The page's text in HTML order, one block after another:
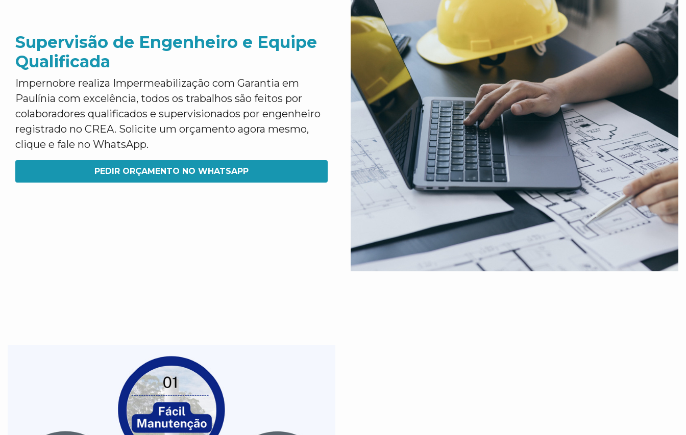
Supervisão de Engenheiro e Equipe
Qualificada
Impernobre realiza Impermeabilização com Garantia em
Paulínia com excelência, todos os trabalhos são feitos por
colaboradores qualificados e supervisionados por engenheiro
registrado no CREA. Solicite um orçamento agora mesmo,
clique e fale no WhatsApp.
PEDIR ORÇAMENTO NO WHATSAPP